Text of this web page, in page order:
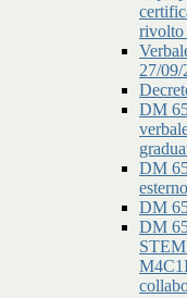
rivolto
27/
DM
DM
DM
DM